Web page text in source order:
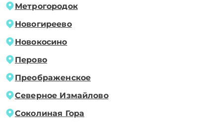
Метрогородок
Новогиреево
Новокосино
Перово
Преображенское
Северное Измайлово
Соколиная Гора